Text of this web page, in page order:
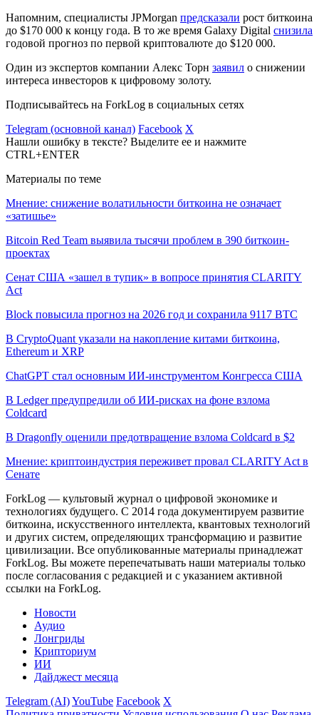
Напомним, специалисты JPMorgan предсказали рост биткоина
до $170 000 к концу года. В то же время Galaxy Digital снизила
годовой прогноз по первой криптовалюте до $120 000.
Один из экспертов компании Алекс Торн заявил о снижении
интереса инвесторов к цифровому золоту.
Подписывайтесь на ForkLog в социальных сетях
Telegram (основной канал) Facebook X
Нашли ошибку в тексте? Выделите ее и нажмите
CTRL+ENTER
Материалы по теме
Мнение: снижение волатильности биткоина не означает
«затишье»
Bitcoin Red Team выявила тысячи проблем в 390 биткоин-
проектах
Сенат США «зашел в тупик» в вопросе принятия CLARITY
Act
Block повысила прогноз на 2026 год и сохранила 9117 BTC
В CryptoQuant указали на накопление китами биткоина,
Ethereum и XRP
ChatGPT стал основным ИИ-инструментом Конгресса США
В Ledger предупредили об ИИ-рисках на фоне взлома
Coldcard
В Dragonfly оценили предотвращение взлома Coldcard в $2
Мнение: криптоиндустрия переживет провал CLARITY Act в
Сенате
ForkLog — культовый журнал о цифровой экономике и
технологиях будущего. С 2014 года документируем развитие
биткоина, искусственного интеллекта, квантовых технологий
и других систем, определяющих трансформацию и развитие
цивилизации. Все опубликованные материалы принадлежат
ForkLog. Вы можете перепечатывать наши материалы только
после согласования с редакцией и с указанием активной
ссылки на ForkLog.
Новости
Аудио
Лонгриды
Крипториум
ИИ
Дайджест месяца
Telegram (AI)YouTube Facebook X